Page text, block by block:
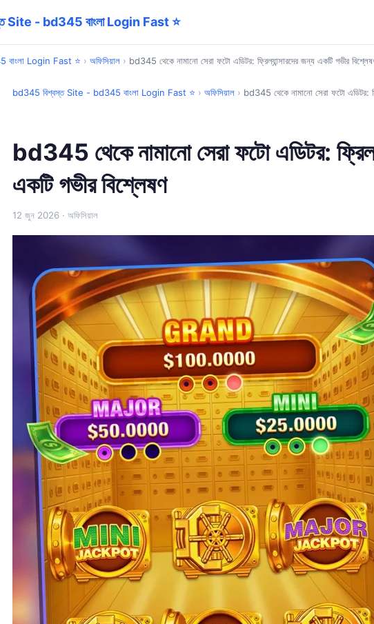
Site - bd345 বাংলা Login Fast ⭐
বাংলা Login Fast ⭐ › অফিসিয়াল › bd345 থেকে নামানো সেরা ফটো এডিটর: ফ্রিল্যান্সারদের জন্য একটি গভীর
bd345 বিশ্বস্ত Site - bd345 বাংলা Login Fast ⭐ › অফিসিয়াল › bd345 থেকে নামানো সেরা ফটো এডিটর:
bd345 থেকে নামানো সেরা ফটো এডিটর:
একটি গভীর বিশ্লেষণ
12 জুন 2026 · অফিসিয়াল